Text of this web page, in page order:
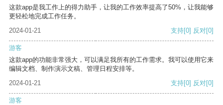
这款app是我工作上的得力助手，让我的工作效率提高了50%，让我能够
更轻松地完成工作任务。
2024-01-21
支持[0] 反对[0]
游客
这款app的功能非常强大，可以满足我所有的工作需求。我可以使用它来
编辑文档、制作演示文稿、管理日程安排等。
2024-01-21
支持[0] 反对[0]
游客